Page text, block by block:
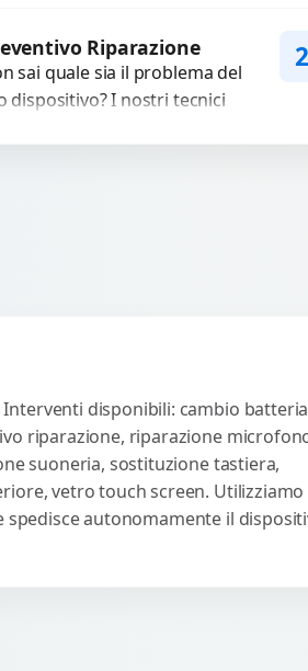
Riparazione
sai quale sia il problema del
dispositivo? I nostri tecnici
Interventi disponibili: cambio
riparazione, riparazione
suoneria, sostituzione tastiera,
vetro touch screen.
autonomamente il